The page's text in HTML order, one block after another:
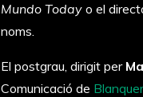
Mundo Today o el
noms.
El postgrau, dirigit per
Comunicació de